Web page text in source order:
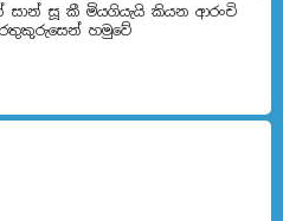
සාන් සූ කී මියගියැයි කියන ආරංචි
රතුකුරුසෙන් හමුවේ